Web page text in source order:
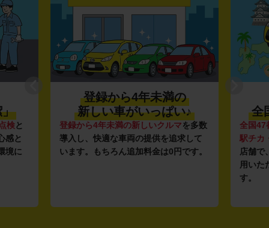
」
検と
感と
境に
登録から4年未満の
新しい車がいっぱい♪
登録から4年未満の新しいクルマを多数
導入し、快適な車両の提供を追求して
います。もちろん追加料金は0円です。
全
全国47
駅チカ
店舗で
用いた
す。